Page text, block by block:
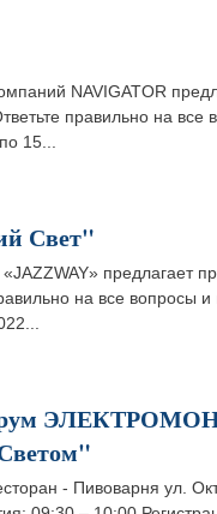
NAVIGATOR
правильно на все
15...
Свет"
предлагает
на все вопросы
- Пивоварня ул.